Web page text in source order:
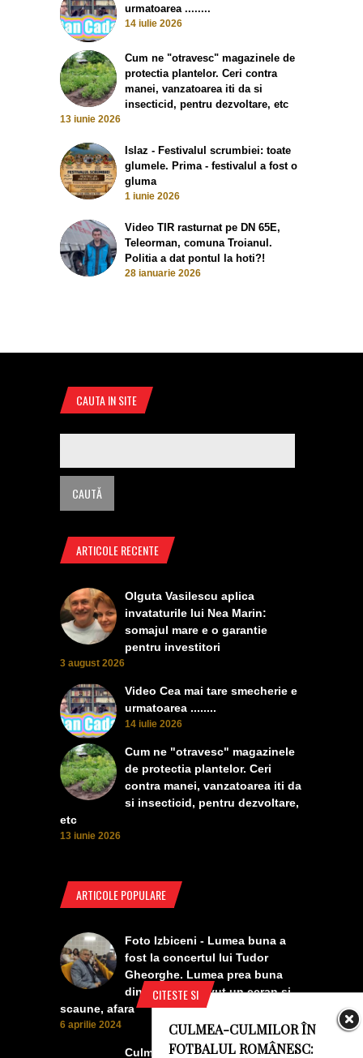
urmatoarea ........
14 iulie 2026
Cum ne "otravesc" magazinele de
protectia plantelor. Ceri contra
manei, vanzatoarea iti da si
insecticid, pentru dezvoltare, etc
13 iunie 2026
Islaz - Festivalul scrumbiei: toate
glumele. Prima - festivalul a fost o
gluma
1 iunie 2026
Video TIR rasturnat pe DN 65E,
Teleorman, comuna Troianul.
Politia a dat pontul la hoti?!
28 ianuarie 2026
CITESTE SI
CULMEA-CULMILOR ÎN
FOTBALUL ROMÂNESC:
CAUTA IN SITE
ARTICOLE RECENTE
Olguta Vasilescu aplica
invataturile lui Nea Marin:
somajul mare e o garantie
pentru investitori
3 august 2026
Video Cea mai tare smecherie e
urmatoarea ........
14 iulie 2026
Cum ne "otravesc" magazinele
de protectia plantelor. Ceri
contra manei, vanzatoarea iti da
si insecticid, pentru dezvoltare,
etc
13 iunie 2026
ARTICOLE POPULARE
Foto Izbiceni - Lumea buna a
fost la concertul lui Tudor
Gheorghe. Lumea prea buna
din Izbiceni a avut un ecran si
scaune, afara
6 aprilie 2024
Culmea smecheriei! O mașină